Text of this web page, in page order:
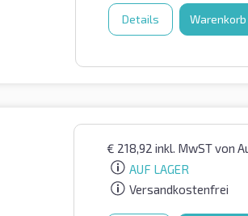
Details Warenkorb
€ 218,92 inkl. MwSTvon
AUF LAGER
Versandkostenfrei